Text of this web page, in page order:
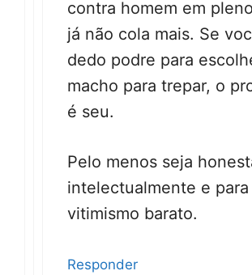
contra homem em
já não cola mais. Se
dedo podre para
macho para trepar, o
é seu.
Pelo menos seja
intelectualmente e para
vitimismo barato.
Responder